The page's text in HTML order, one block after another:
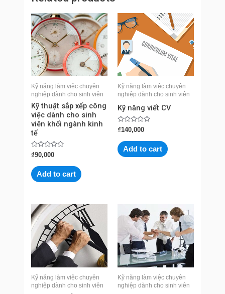
Kỹ năng làm việc chuyên
nghiệp dành cho sinh viên
Kỹ thuật sắp xếp công
việc dành cho sinh
viên khối ngành kinh
tế
Rated
out
of
5
₫90,000
Add to cart
Kỹ năng làm việc chuyên
nghiệp dành cho sinh viên
Kỹ năng viết CV
Rated
out
of
5
₫140,000
Add to cart
Kỹ năng làm việc chuyên
nghiệp dành cho sinh viên
Kỹ năng làm việc chuyên
nghiệp dành cho sinh viên